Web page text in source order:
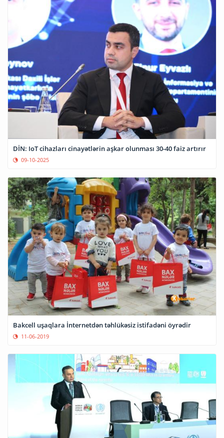
DİN: IoT cihazları cinayətlərin aşkar olunması 30-40 faiz artırır
09-10-2025
Bakcell uşaqlara İnternetdən təhlükəsiz istifadəni öyrədir
11-06-2019